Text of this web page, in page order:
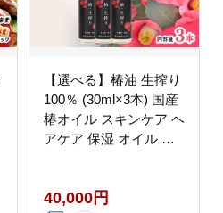
【選べる】椿油 生搾り
100％ (30ml×3本) 国産
椿オイル スキンケア ヘ
アケア 保湿 オイル て
40,000円